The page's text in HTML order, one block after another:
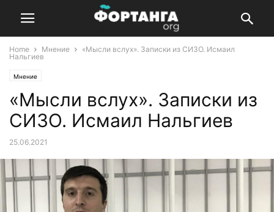
Home Мнение
«Мысли вслух». Записки из СИЗО. Исмаил
Нальгиев
Мнение
«Мысли вслух». Записки из
СИЗО. Исмаил Нальгиев
25.06.2021